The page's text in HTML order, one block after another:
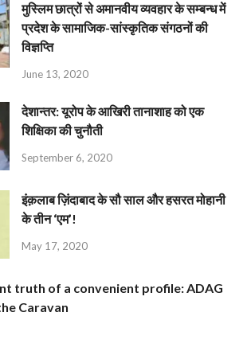
मुस्लिम छात्रों से अमानवीय व्यवहार के सम्बन्ध में
प्रदेश के सामाजिक-सांस्कृतिक संगठनों की
विज्ञप्ति
June 13, 2020
देशान्‍तर: यूरोप के आखिरी तानाशाह को एक
शिक्षिका की चुनौती
September 6, 2020
इंक़लाब ज़िंदाबाद के सौ साल और हसरत मोहानी
के तीन ‘एम’!
May 17, 2020
truth of a convenient profile: ADAG
Caravan